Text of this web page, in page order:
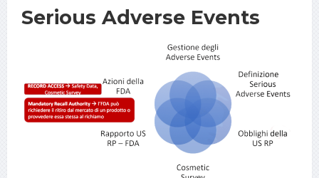
Serious Adverse Events